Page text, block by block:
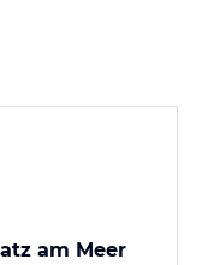
am Meer